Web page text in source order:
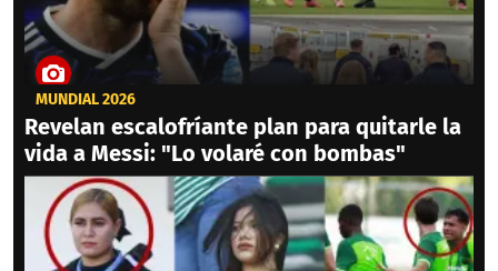
MUNDIAL 2026
Revelan escalofríante plan para quitarle la
vida a Messi: "Lo volaré con bombas"